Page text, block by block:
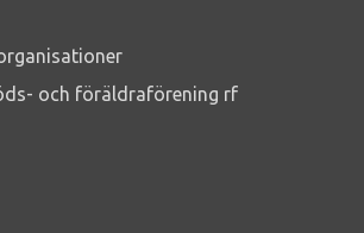
och föräldraförening rf